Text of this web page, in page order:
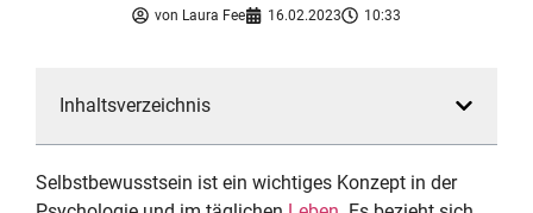
von Laura Fee 16.02.2023 10:33
Inhaltsverzeichnis
Selbstbewusstsein ist ein wichtiges Konzept in der